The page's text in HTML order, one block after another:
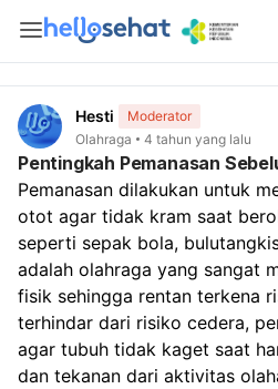
Hesti
Moderator
Olahraga
4 tahun yang lalu
Pentingkah Pemanasan
Pemanasan dilakukan untuk
otot agar tidak kram saat
seperti sepak bola,
adalah olahraga yang sangat
fisik sehingga rentan terkena
terhindar dari risiko cedera,
agar tubuh tidak kaget saat
dan tekanan dari aktivitas